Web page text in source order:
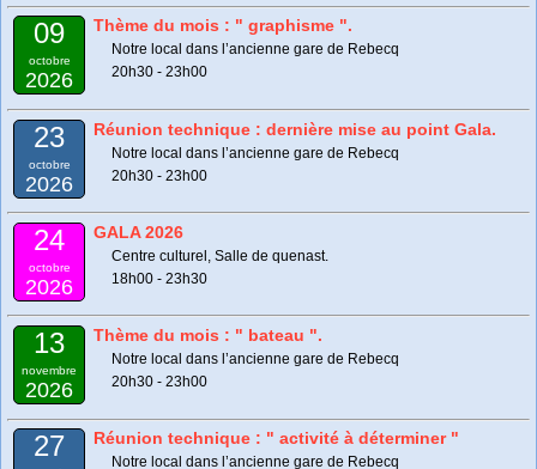
09
octobre
2026
Thème du mois : " graphisme ".
Notre local dans l’ancienne gare de Rebecq
20h30 - 23h00
23
octobre
2026
Réunion technique : dernière mise au point Gala.
Notre local dans l’ancienne gare de Rebecq
20h30 - 23h00
24
octobre
2026
GALA 2026
Centre culturel, Salle de quenast.
18h00 - 23h30
13
novembre
2026
Thème du mois : " bateau ".
Notre local dans l’ancienne gare de Rebecq
20h30 - 23h00
27 Réunion technique : " activité à déterminer "
Notre local dans l’ancienne gare de Rebecq